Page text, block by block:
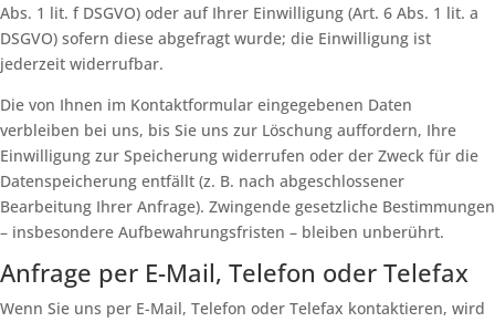
Abs. 1 lit. f DSGVO) oder auf Ihrer Einwilligung (Art. 6 Abs. 1 lit. a
DSGVO) sofern diese abgefragt wurde; die Einwilligung ist
jederzeit widerrufbar.
Die von Ihnen im Kontaktformular eingegebenen Daten
verbleiben bei uns, bis Sie uns zur Löschung auffordern, Ihre
Einwilligung zur Speicherung widerrufen oder der Zweck für die
Datenspeicherung entfällt (z. B. nach abgeschlossener
Bearbeitung Ihrer Anfrage). Zwingende gesetzliche Bestimmungen
– insbesondere Aufbewahrungsfristen – bleiben unberührt.
Anfrage per E-Mail, Telefon oder Telefax
Wenn Sie uns per E-Mail, Telefon oder Telefax kontaktieren, wird